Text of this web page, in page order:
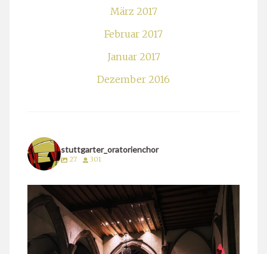
März 2017
Februar 2017
Januar 2017
Dezember 2016
stuttgarter_oratorienchor
27 301
stuttgarter_oratorienchor
März 24